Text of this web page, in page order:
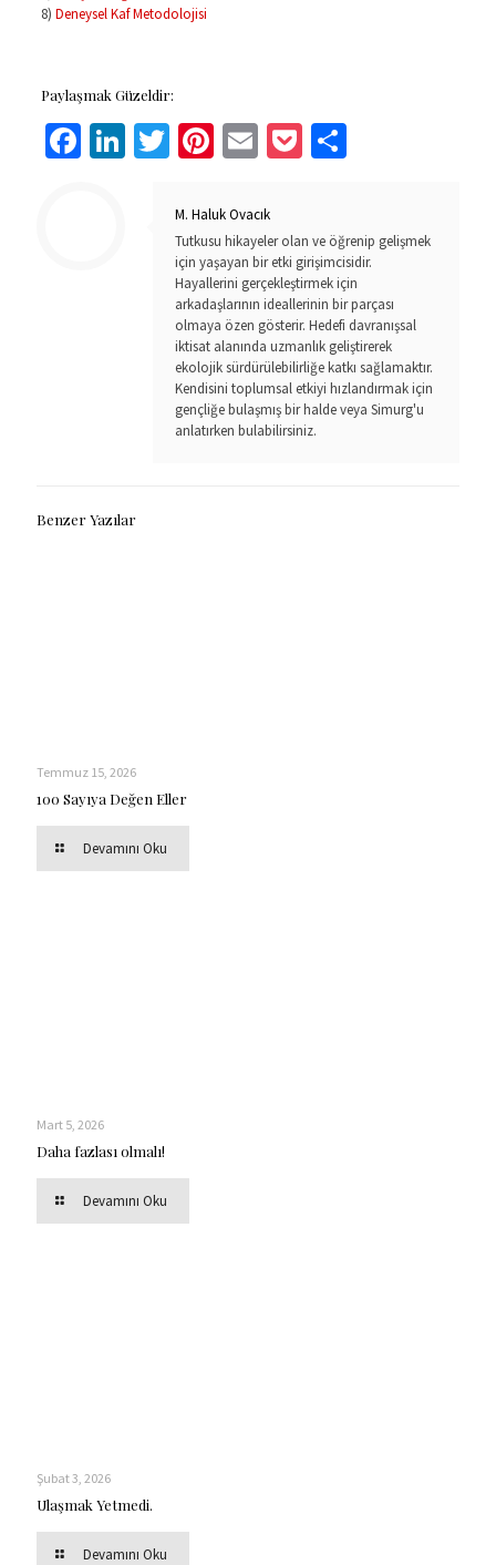
8) Deneysel Kaf Metodolojisi
Paylaşmak Güzeldir:
Facebook
LinkedIn
Twitter
Pinterest
EmailPocketShare
M. Haluk Ovacık
Tutkusu hikayeler olan ve öğrenip gelişmek
için yaşayan bir etki girişimcisidir.
Hayallerini gerçekleştirmek için
arkadaşlarının ideallerinin bir parçası
olmaya özen gösterir. Hedefi davranışsal
iktisat alanında uzmanlık geliştirerek
ekolojik sürdürülebilirliğe katkı sağlamaktır.
Kendisini toplumsal etkiyi hızlandırmak için
gençliğe bulaşmış bir halde veya Simurg'u
anlatırken bulabilirsiniz.
Benzer Yazılar
Temmuz 15, 2026
100 Sayıya Değen Eller
Devamını Oku
Mart 5, 2026
Daha fazlası olmalı!
Devamını Oku
Şubat 3, 2026
Ulaşmak Yetmedi.
Devamını Oku